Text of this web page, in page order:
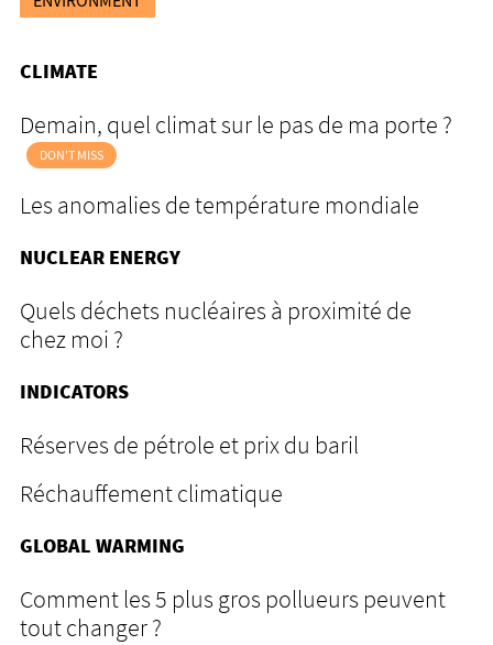
CLIMATE
Demain, quel climat sur le pas de ma porte ?
DON'T MISS
Les anomalies de température mondiale
NUCLEAR ENERGY
Quels déchets nucléaires à proximité de
chez moi ?
INDICATORS
Réserves de pétrole et prix du baril
Réchauffement climatique
GLOBAL WARMING
Comment les 5 plus gros pollueurs peuvent
tout changer ?